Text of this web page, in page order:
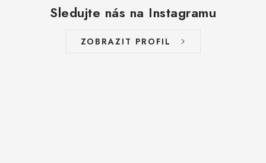
Sledujte nás na Instagramu
ZOBRAZIT PROFIL